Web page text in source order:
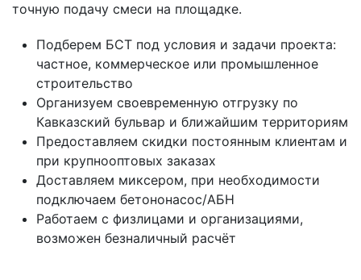
точную подачу смеси на площадке.
Подберем БСТ под условия и задачи проекта:
частное, коммерческое или промышленное
строительство
Организуем своевременную отгрузку по
Кавказский бульвар и ближайшим территориям
Предоставляем скидки постоянным клиентам и
при крупнооптовых заказах
Доставляем миксером, при необходимости
подключаем бетононасос/АБН
Работаем с физлицами и организациями,
возможен безналичный расчёт